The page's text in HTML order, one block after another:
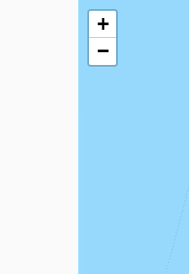
Seuraavassa
+
−